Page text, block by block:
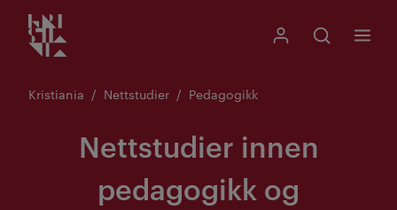
Gå
til
Kristiania logo
Mitt Kristiania
Åpne søk
Søk
Meny
Kristiania Nettstudier Pedagogikk
Nettstudier innen
pedagogikk og